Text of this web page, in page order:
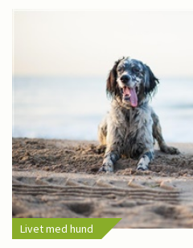
Livet med hund